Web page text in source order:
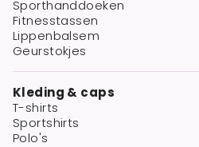
Sporthanddoeken
Fitnesstassen
Lippenbalsem
Geurstokjes
Kleding & caps
T-shirts
Sportshirts
Polo's